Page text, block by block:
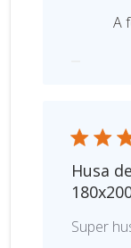
l
i
c
ă
r
i
A
Husa
Super